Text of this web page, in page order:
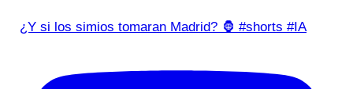
¿Y si los simios tomaran Madrid? 🦍 #shorts #IA